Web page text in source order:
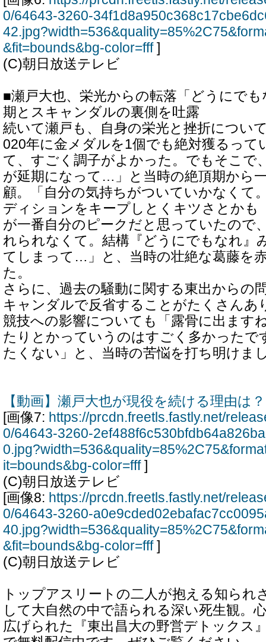
0/64643-3260-
&fit=bounds&bg-color=fff]
(C)朝日放送テレビ
■瀬戸大也、栄光からの転落「どうにで
期とスキャンダルの裏側を吐露
続いて瀬戸も、自身の栄光と挫折につい
020年に金メダルを1個でも絶対獲るって
て、すごく調子がよかった。でもそこで
が延期になって…」と当時の絶頂期から
顧。「自分の気持ちがついていかなくて
ディションをキープしとくキツさとかも
が一番自分のピークだと思っていたので
れられなくて。結構『どうにでもなれ』
てしまって…」と、当時の壮絶な葛藤を
た。
さらに、過去の騒動に関する東出からの
キャンダルで反省することがたくさんあ
競技への影響についても「露骨に出ます
たりとかっていうのはすごく多かったで
たくない」と、当時の苦悩を打ち明けま
【動画】瀬戸大也が現役を続ける理由は？
[画像7: https://prcdn.freetls.fastly.net/
0/64643-3260-
it=bounds&bg-color=fff]
(C)朝日放送テレビ
[画像8: https://prcdn.freetls.fastly.net/
0/64643-3260-
&fit=bounds&bg-color=fff]
(C)朝日放送テレビ
トップアスリートの二人が抱える知られ
して大自然の中で語られる深い死生観。
広げられた『東出昌大の野営デトックス